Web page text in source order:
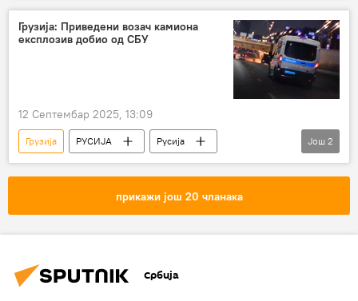
Грузија: Приведени возач камиона
експлозив добио од СБУ
12 Септембар 2025, 13:09
Грузија РУСИЈА
Русија
Украјина
возач експлозив
Још 2
прикажи још 20 чланака
Србија